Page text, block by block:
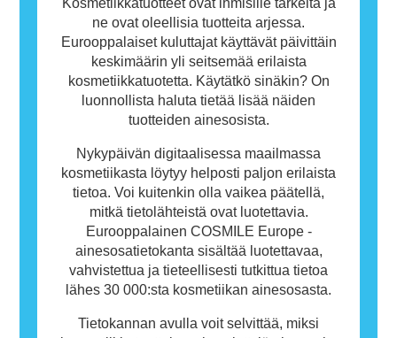
ne ovat oleellisia tuotteita arjessa.
Eurooppalaiset kuluttajat käyttävät päivittäin
keskimäärin yli seitsemää erilaista
kosmetiikkatuotetta. Käytätkö sinäkin? On
luonnollista haluta tietää lisää näiden
tuotteiden ainesosista.
Nykypäivän digitaalisessa maailmassa
kosmetiikasta löytyy helposti paljon erilaista
tietoa. Voi kuitenkin olla vaikea päätellä,
mitkä tietolähteistä ovat luotettavia.
Eurooppalainen COSMILE Europe -
ainesosatietokanta sisältää luotettavaa,
vahvistettua ja tieteellisesti tutkittua tietoa
lähes 30 000:sta kosmetiikan ainesosasta.
Tietokannan avulla voit selvittää, miksi